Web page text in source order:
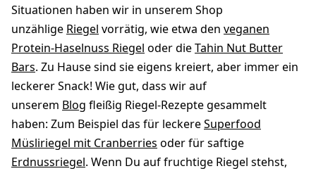
Situationen haben wir in unserem Shop
unzählige Riegel vorrätig, wie etwa den veganen
Protein-Haselnuss Riegel oder dieTahin Nut Butter
Bars. Zu Hause sind sie eigens kreiert, aber immer ein
leckerer Snack! Wie gut, dass wir auf
unserem Blog fleißig Riegel-Rezepte gesammelt
haben: Zum Beispiel das für leckereSuperfood
Müsliriegel mit Cranberries oder für saftige
Erdnussriegel. Wenn Du auf fruchtige Riegel stehst,